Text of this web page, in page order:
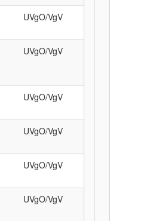
UVgO/VgV
UVgO/VgV
UVgO/VgV
UVgO/VgV
UVgO/VgV
UVgO/VgV